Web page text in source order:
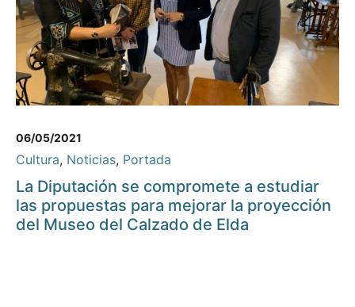
06/05/2021
Cultura, Noticias, Portada
La Diputación se compromete a estudiar
las propuestas para mejorar la proyección
del Museo del Calzado de Elda